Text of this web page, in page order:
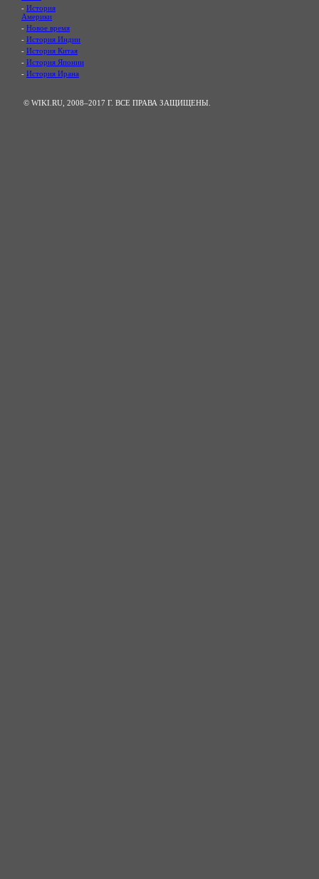
- История
Америки
- Новое время
- История Индии
- История Китая
- История Японии
- История Ирана
© WIKI.RU, 2008–2017 Г. ВСЕ ПРАВА ЗАЩИЩЕНЫ.